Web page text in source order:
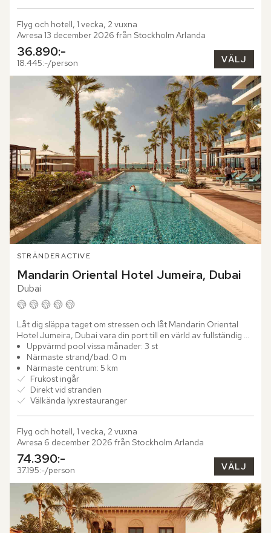
Flyg och hotell, 1 vecka, 2 vuxna
Avresa 13 december 2026 från Stockholm Arlanda
36.890:-
18.445:-/person VÄLJ
STRÄNDERACTIVE
Mandarin Oriental Hotel Jumeira, Dubai
Dubai
Låt dig släppa taget om stressen och låt Mandarin Oriental
Hotel Jumeira, Dubai vara din port till en värld av fullständig
harmoni. Här vid strandens kant och bara ett stenkast...
Uppvärmd pool vissa månader: 3 st
Närmaste strand/bad: 0 m
Närmaste centrum: 5 km
Frukost ingår
Direkt vid stranden
Välkända lyxrestauranger
Flyg och hotell, 1 vecka, 2 vuxna
Avresa 6 december 2026 från Stockholm Arlanda
74.390:-
37.195:-/person VÄLJ